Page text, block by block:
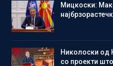
Мицкоски:
Николоски од
со проекти